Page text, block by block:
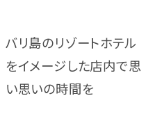
バリ島のリゾートホテル
をイメージした店内で思
い思いの時間を